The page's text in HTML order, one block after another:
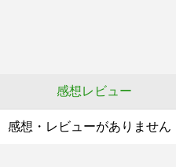
感想レビュー
感想・レビューがありません